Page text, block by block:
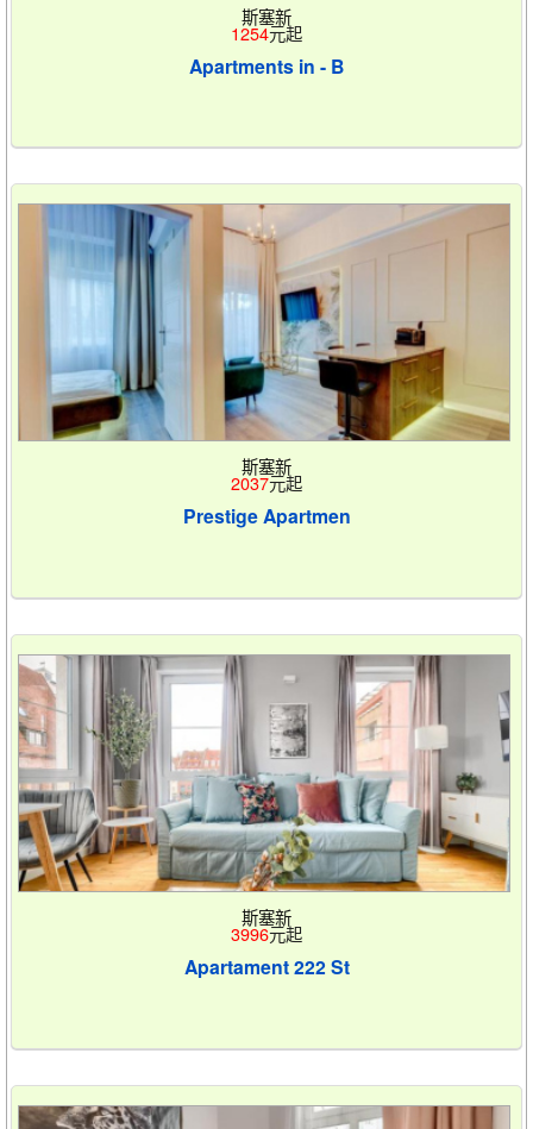
斯塞新
1254元起
Apartments in - B
斯塞新
2037元起
Prestige Apartmen
斯塞新
3996元起
Apartament 222 St